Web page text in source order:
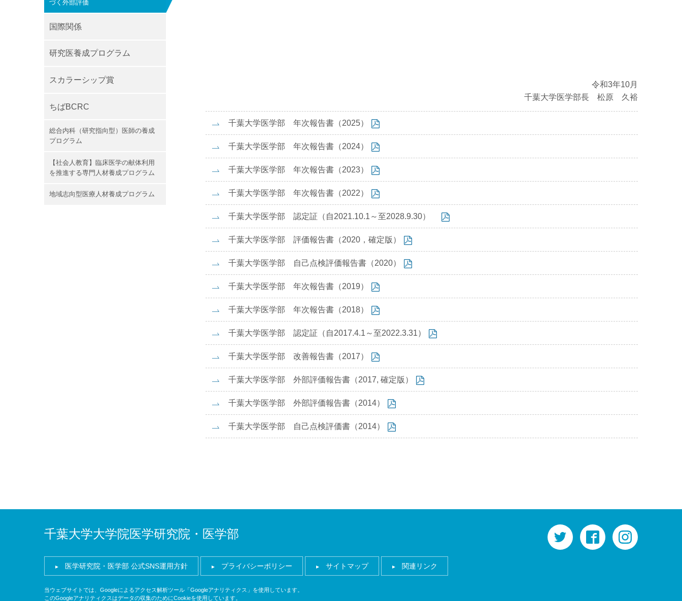
令和3年10月
千葉大学医学部長 松原 久裕
千葉大学医学部 年次報告書（2025）
千葉大学医学部 年次報告書（2024）
千葉大学医学部 年次報告書（2023）
千葉大学医学部 年次報告書（2022）
千葉大学医学部 認定証（自2021.10.1～至2028.9.30）
千葉大学医学部 評価報告書（2020，確定版）
千葉大学医学部 自己点検評価報告書（2020）
千葉大学医学部 年次報告書（2019）
千葉大学医学部 年次報告書（2018）
千葉大学医学部 認定証（自2017.4.1～至2022.3.31）
千葉大学医学部 改善報告書（2017）
千葉大学医学部 外部評価報告書（2017, 確定版）
千葉大学医学部 外部評価報告書（2014）
千葉大学医学部 自己点検評価書（2014）
づく外部評価
国際関係
研究医養成プログラム
スカラーシップ賞
ちばBCRC
総合内科（研究指向型）医師の養成
プログラム
【社会人教育】臨床医学の献体利用
を推進する専門人材養成プログラム
地域志向型医療人材養成プログラム
千葉大学大学院医学研究院・医学部
医学研究院・医学部 公式SNS運用方針 プライバシーポリシー サイトマップ 関連リンク
twitter facebook
当ウェブサイトでは、Googleによるアクセス解析ツール「Googleアナリティクス」を使用しています。
このGoogleアナリティクスはデータの収集のためにCookieを使用しています。